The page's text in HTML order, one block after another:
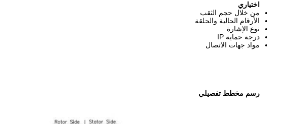
اختياري
من خلال حجم الثقب
الأرقام الحالية والحلقة
نوع الإشارة
درجة حماية IP
مواد جهات الاتصال
رسم مخطط تفصيلي